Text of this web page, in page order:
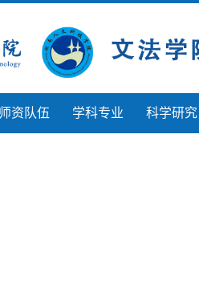
师资队伍 学科专业 科学研究